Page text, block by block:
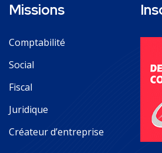
Missions
Comptabilité
Social
Fiscal
Juridique
Créateur d’entreprise